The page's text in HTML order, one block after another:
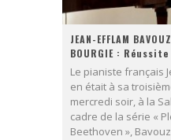
JEAN-EFFLAM
BOURGIE :
Le pianiste français
en était à sa
mercredi soir, à la
cadre de la série «
Beethoven »,